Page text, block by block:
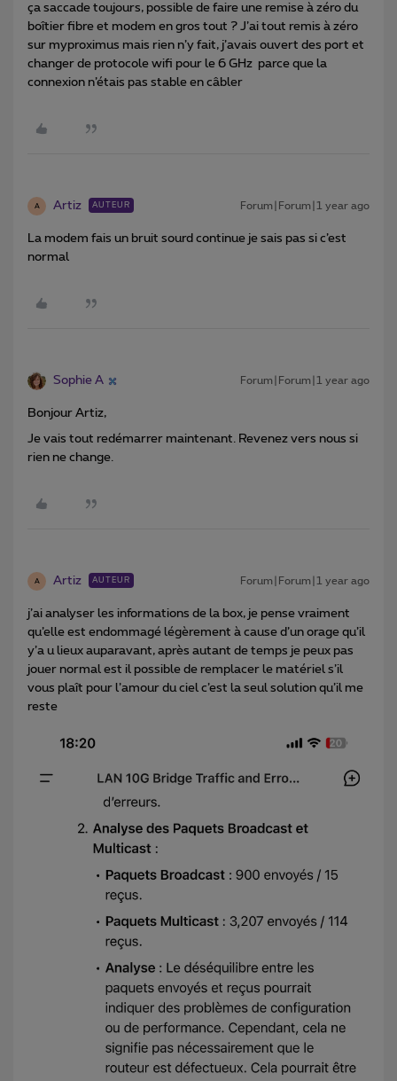
ça saccade toujours, possible de faire une remise à zéro du
boîtier fibre et modem en gros tout ? J’ai tout remis à zéro
sur myproximus mais rien n’y fait, j’avais ouvert des port et
changer de protocole wifi pour le 6 GHz parce que la
connexion n’étais pas stable en câbler
A Artiz AUTEUR Forum|Forum|1 year ago
La modem fais un bruit sourd continue je sais pas si c’est
normal
Sophie A Forum|Forum|1 year ago
Bonjour Artiz,
Je vais tout redémarrer maintenant. Revenez vers nous si
rien ne change.
A Artiz AUTEUR Forum|Forum|1 year ago
j’ai analyser les informations de la box, je pense vraiment
qu’elle est endommagé légèrement à cause d’un orage qu’il
y’a u lieux auparavant, après autant de temps je peux pas
jouer normal est il possible de remplacer le matériel s’il
vous plaît pour l’amour du ciel c’est la seul solution qu’il me
reste